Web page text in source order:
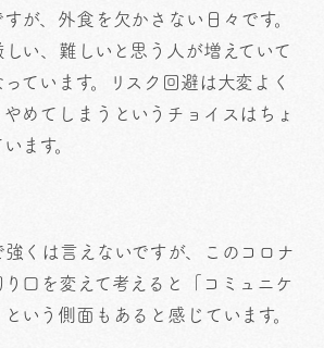
が、外食を欠かさない日々です。
い、難しいと思う人が増えていて
ています。リスク回避は大変よく
めてしまうというチョイスはちょ
ます。
くは言えないですが、このコロナ
口を変えて考えると「コミュニケ
いう側面もあると感じています。